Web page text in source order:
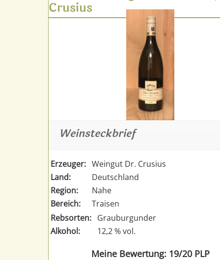
Crusius
Weinsteckbrief
Erzeuger: Weingut Dr. Crusius
Land:
Deutschland
Region:
Nahe
Bereich:
Traisen
Rebsorten: Grauburgunder
Alkohol:
12,2 % vol.
Meine Bewertung: 19/20 PLP